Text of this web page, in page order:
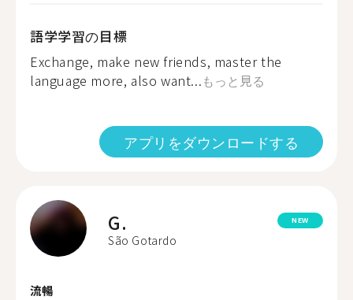
語学学習の目標
Exchange, make new friends, master the
language more, also want...もっと見る
アプリをダウンロードする
G.
São Gotardo
NEW
流暢